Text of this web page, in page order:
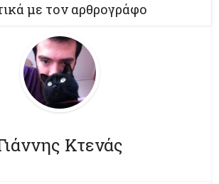
με τον αρθρογράφο
Κτενάς